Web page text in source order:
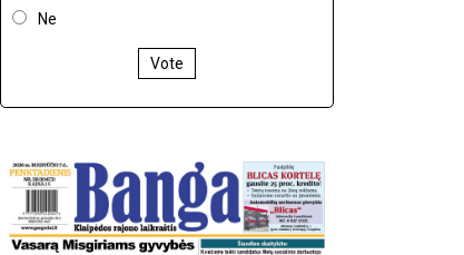
Ne
Vote